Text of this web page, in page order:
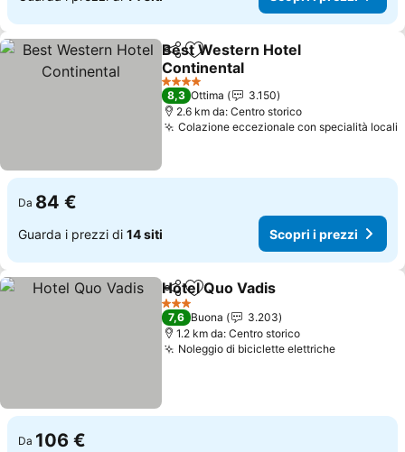
CondividiAggiungi ai preferiti
Best Western Hotel
Continental
Scopri i prezzi
4 Stelle
8,3 Ottima
3.150
2.6 km da: Centro storico
Colazione eccezionale con specialità locali
Da 84 €
Guarda i prezzi di 14 siti Scopri i prezzi
CondividiAggiungi ai preferiti
Hotel Quo Vadis
3 Stelle
7,6 Buona
3.203
1.2 km da: Centro storico
Noleggio di biciclette elettricheScopri i
Da 106 €